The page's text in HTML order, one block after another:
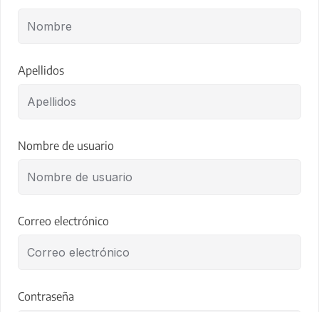
Apellidos
Nombre de usuario
Correo electrónico
Contraseña